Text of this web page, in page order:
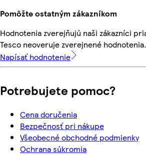
Pomôžte ostatným zákazníkom
Hodnotenia zverejňujú naši zákazníci
Tesco neoveruje zverejnené hodnotenia.
Napísať hodnotenie
Potrebujete pomoc?
Cena doručenia
Bezpečnosť pri nákupe
Všeobecné obchodné podmienky
Ochrana súkromia